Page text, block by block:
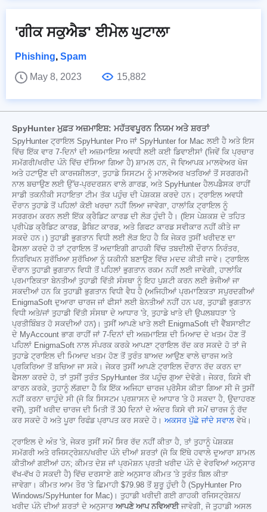
'ਗੀਕ ਸਕੁਐਡ' ਈਮੇਲ ਘੁਟਾਲਾ
Phishing, Spam
May 8, 2023
15,882
SpyHunter ਮੁਫ਼ਤ ਅਜ਼ਮਾਇਸ਼: ਮਹੱਤਵਪੂਰਨ ਨਿਯਮ ਅਤੇ ਸ਼ਰਤਾਂ
SpyHunter ਟ੍ਰਾਇਲ SpyHunter Pro ਜਾਂ SpyHunter for Mac ਲਈ ਹੈ ਅਤੇ ਇਸ
ਵਿੱਚ ਇੱਕ ਵਾਰ 7-ਦਿਨਾਂ ਦੀ ਅਜ਼ਮਾਇਸ਼ ਅਵਧੀ ਲਈ ਕਈ ਡਿਵਾਈਸਾਂ (ਜਿਵੇਂ ਕਿ ਪ੍ਰਚਾਰ
ਸਮੱਗਰੀ/ਖਰੀਦ ਪੰਨੇ ਵਿੱਚ ਦੱਸਿਆ ਗਿਆ ਹੈ) ਸ਼ਾਮਲ ਹਨ, ਜੋ ਵਿਆਪਕ ਮਾਲਵੇਅਰ ਖੋਜ
ਅਤੇ ਹਟਾਉਣ ਦੀ ਕਾਰਜਸ਼ੀਲਤਾ, ਤੁਹਾਡੇ ਸਿਸਟਮ ਨੂੰ ਮਾਲਵੇਅਰ ਖਤਰਿਆਂ ਤੋਂ ਸਰਗਰਮੀ
ਨਾਲ ਬਚਾਉਣ ਲਈ ਉੱਚ-ਪ੍ਰਦਰਸ਼ਨ ਵਾਲੇ ਗਾਰਡ, ਅਤੇ SpyHunter ਹੈਲਪਡੈਸਕ ਰਾਹੀਂ
ਸਾਡੀ ਤਕਨੀਕੀ ਸਹਾਇਤਾ ਟੀਮ ਤੱਕ ਪਹੁੰਚ ਦੀ ਪੇਸ਼ਕਸ਼ ਕਰਦੇ ਹਨ। ਟ੍ਰਾਇਲ ਅਵਧੀ
ਦੌਰਾਨ ਤੁਹਾਡੇ ਤੋਂ ਪਹਿਲਾਂ ਕੋਈ ਖਰਚਾ ਨਹੀਂ ਲਿਆ ਜਾਵੇਗਾ, ਹਾਲਾਂਕਿ ਟ੍ਰਾਇਲ ਨੂੰ
ਸਰਗਰਮ ਕਰਨ ਲਈ ਇੱਕ ਕ੍ਰੈਡਿਟ ਕਾਰਡ ਦੀ ਲੋੜ ਹੁੰਦੀ ਹੈ। (ਇਸ ਪੇਸ਼ਕਸ਼ ਦੇ ਤਹਿਤ
ਪ੍ਰੀਪੇਡ ਕ੍ਰੈਡਿਟ ਕਾਰਡ, ਡੈਬਿਟ ਕਾਰਡ, ਅਤੇ ਗਿਫਟ ਕਾਰਡ ਸਵੀਕਾਰ ਨਹੀਂ ਕੀਤੇ ਜਾ
ਸਕਦੇ ਹਨ।) ਤੁਹਾਡੀ ਭੁਗਤਾਨ ਵਿਧੀ ਲਈ ਲੋੜ ਇਹ ਹੈ ਕਿ ਜੇਕਰ ਤੁਸੀਂ ਖਰੀਦਣ ਦਾ
ਫੈਸਲਾ ਕਰਦੇ ਹੋ ਤਾਂ ਟ੍ਰਾਇਲ ਤੋਂ ਅਦਾਇਗੀ ਗਾਹਕੀ ਵਿੱਚ ਤਬਦੀਲੀ ਦੌਰਾਨ ਨਿਰੰਤਰ,
ਨਿਰਵਿਘਨ ਸੁਰੱਖਿਆ ਸੁਰੱਖਿਆ ਨੂੰ ਯਕੀਨੀ ਬਣਾਉਣ ਵਿੱਚ ਮਦਦ ਕੀਤੀ ਜਾਵੇ। ਟ੍ਰਾਇਲ
ਦੌਰਾਨ ਤੁਹਾਡੀ ਭੁਗਤਾਨ ਵਿਧੀ ਤੋਂ ਪਹਿਲਾਂ ਭੁਗਤਾਨ ਰਕਮ ਨਹੀਂ ਲਈ ਜਾਵੇਗੀ, ਹਾਲਾਂਕਿ
ਪ੍ਰਮਾਣਿਕਤਾ ਬੇਨਤੀਆਂ ਤੁਹਾਡੀ ਵਿੱਤੀ ਸੰਸਥਾ ਨੂੰ ਇਹ ਪੁਸ਼ਟੀ ਕਰਨ ਲਈ ਭੇਜੀਆਂ ਜਾ
ਸਕਦੀਆਂ ਹਨ ਕਿ ਤੁਹਾਡੀ ਭੁਗਤਾਨ ਵਿਧੀ ਵੈਧ ਹੈ (ਅਜਿਹੀਆਂ ਪ੍ਰਮਾਣਿਕਤਾ ਸਪੁਰਦਗੀਆਂ
EnigmaSoft ਦੁਆਰਾ ਚਾਰਜ ਜਾਂ ਫੀਸਾਂ ਲਈ ਬੇਨਤੀਆਂ ਨਹੀਂ ਹਨ ਪਰ, ਤੁਹਾਡੀ ਭੁਗਤਾਨ
ਵਿਧੀ ਅਤੇ/ਜਾਂ ਤੁਹਾਡੀ ਵਿੱਤੀ ਸੰਸਥਾ ਦੇ ਆਧਾਰ 'ਤੇ, ਤੁਹਾਡੇ ਖਾਤੇ ਦੀ ਉਪਲਬਧਤਾ 'ਤੇ
ਪ੍ਰਤੀਬਿੰਬਤ ਹੋ ਸਕਦੀਆਂ ਹਨ)। ਤੁਸੀਂ ਆਪਣੇ ਖਾਤੇ ਲਈ EnigmaSoft ਦੀ ਵੈੱਬਸਾਈਟ
ਦੇ MyAccount ਭਾਗ ਰਾਹੀਂ ਜਾਂ 7-ਦਿਨਾਂ ਦੀ ਅਜ਼ਮਾਇਸ਼ ਦੀ ਮਿਆਦ ਦੇ ਖਤਮ ਹੋਣ ਤੋਂ
ਪਹਿਲਾਂ EnigmaSoft ਨਾਲ ਸੰਪਰਕ ਕਰਕੇ ਆਪਣਾ ਟ੍ਰਾਇਲ ਰੱਦ ਕਰ ਸਕਦੇ ਹੋ ਤਾਂ ਜੋ
ਤੁਹਾਡੇ ਟ੍ਰਾਇਲ ਦੀ ਮਿਆਦ ਖਤਮ ਹੋਣ ਤੋਂ ਤੁਰੰਤ ਬਾਅਦ ਆਉਣ ਵਾਲੇ ਚਾਰਜ ਅਤੇ
ਪ੍ਰਕਿਰਿਆ ਤੋਂ ਬਚਿਆ ਜਾ ਸਕੇ। ਜੇਕਰ ਤੁਸੀਂ ਆਪਣੇ ਟ੍ਰਾਇਲ ਦੌਰਾਨ ਰੱਦ ਕਰਨ ਦਾ
ਫੈਸਲਾ ਕਰਦੇ ਹੋ, ਤਾਂ ਤੁਸੀਂ ਤੁਰੰਤ SpyHunter ਤੱਕ ਪਹੁੰਚ ਗੁਆ ਦੇਵੋਗੇ। ਜੇਕਰ, ਕਿਸੇ ਵੀ
ਕਾਰਨ ਕਰਕੇ, ਤੁਹਾਨੂੰ ਲੱਗਦਾ ਹੈ ਕਿ ਇੱਕ ਅਜਿਹਾ ਚਾਰਜ ਪ੍ਰੋਸੈਸ ਕੀਤਾ ਗਿਆ ਸੀ ਜੋ ਤੁਸੀਂ
ਨਹੀਂ ਕਰਨਾ ਚਾਹੁੰਦੇ ਸੀ (ਜੋ ਕਿ ਸਿਸਟਮ ਪ੍ਰਸ਼ਾਸਨ ਦੇ ਆਧਾਰ 'ਤੇ ਹੋ ਸਕਦਾ ਹੈ, ਉਦਾਹਰਣ
ਵਜੋਂ), ਤੁਸੀਂ ਖਰੀਦ ਚਾਰਜ ਦੀ ਮਿਤੀ ਤੋਂ 30 ਦਿਨਾਂ ਦੇ ਅੰਦਰ ਕਿਸੇ ਵੀ ਸਮੇਂ ਚਾਰਜ ਨੂੰ ਰੱਦ
ਕਰ ਸਕਦੇ ਹੋ ਅਤੇ ਪੂਰਾ ਰਿਫੰਡ ਪ੍ਰਾਪਤ ਕਰ ਸਕਦੇ ਹੋ। ਅਕਸਰ ਪੁੱਛੇ ਜਾਂਦੇ ਸਵਾਲ ਵੇਖੋ।
ਟ੍ਰਾਇਲ ਦੇ ਅੰਤ 'ਤੇ, ਜੇਕਰ ਤੁਸੀਂ ਸਮੇਂ ਸਿਰ ਰੱਦ ਨਹੀਂ ਕੀਤਾ ਹੈ, ਤਾਂ ਤੁਹਾਨੂੰ ਪੇਸ਼ਕਸ਼
ਸਮੱਗਰੀ ਅਤੇ ਰਜਿਸਟ੍ਰੇਸ਼ਨ/ਖਰੀਦ ਪੰਨੇ ਦੀਆਂ ਸ਼ਰਤਾਂ (ਜੋ ਕਿ ਇੱਥੇ ਹਵਾਲੇ ਦੁਆਰਾ ਸ਼ਾਮਲ
ਕੀਤੀਆਂ ਗਈਆਂ ਹਨ; ਕੀਮਤ ਦੇਸ਼ ਜਾਂ ਪ੍ਰਮੋਸ਼ਨ ਪ੍ਰਤੀ ਖਰੀਦ ਪੰਨੇ ਦੇ ਵੇਰਵਿਆਂ ਅਨੁਸਾਰ
ਵੱਖ-ਵੱਖ ਹੋ ਸਕਦੀ ਹੈ) ਵਿੱਚ ਦਰਸਾਏ ਗਏ ਅਨੁਸਾਰ ਕੀਮਤ 'ਤੇ ਤੁਰੰਤ ਬਿਲ ਕੀਤਾ
ਜਾਵੇਗਾ। ਕੀਮਤ ਆਮ ਤੌਰ 'ਤੇ ਛਿਮਾਹੀ $79.98 ਤੋਂ ਸ਼ੁਰੂ ਹੁੰਦੀ ਹੈ (SpyHunter Pro
Windows/SpyHunter for Mac)। ਤੁਹਾਡੀ ਖਰੀਦੀ ਗਈ ਗਾਹਕੀ ਰਜਿਸਟ੍ਰੇਸ਼ਨ/
ਖਰੀਦ ਪੰਨੇ ਦੀਆਂ ਸ਼ਰਤਾਂ ਦੇ ਅਨੁਸਾਰ ਆਪਣੇ ਆਪ ਨਵਿਆਈਜਾਵੇਗੀ, ਜੋ ਤੁਹਾਡੀ ਅਸਲ